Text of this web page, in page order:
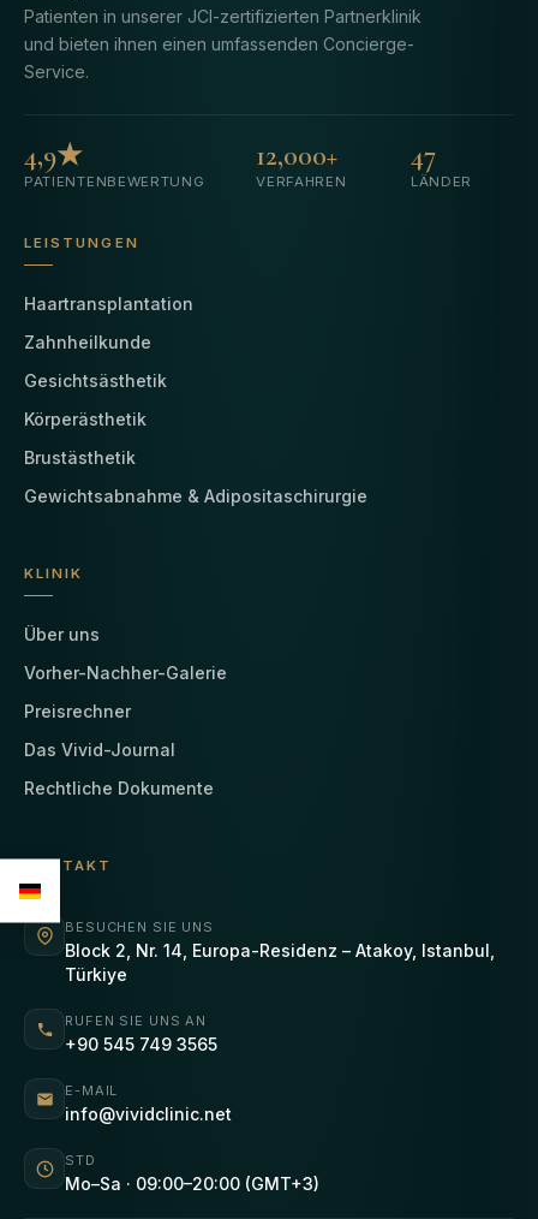
Patienten in unserer JCI-zertifizierten Partnerklinik
und bieten ihnen einen umfassenden Concierge-
Service.
4,9★
PATIENTENBEWERTUNG
12,000+
VERFAHREN
47
LÄNDER
LEISTUNGEN
Haartransplantation
Zahnheilkunde
Gesichtsästhetik
Körperästhetik
Brustästhetik
Gewichtsabnahme & Adipositaschirurgie
KLINIK
Über uns
Vorher-Nachher-Galerie
Preisrechner
Das Vivid-Journal
Rechtliche Dokumente
KONTAKT
BESUCHEN SIE UNS
Block 2, Nr. 14, Europa-Residenz – Atakoy, Istanbul,
Türkiye
RUFEN SIE UNS AN
+90 545 749 3565
E-MAIL
info@vividclinic.net
STD
Mo–Sa · 09:00–20:00 (GMT+3)